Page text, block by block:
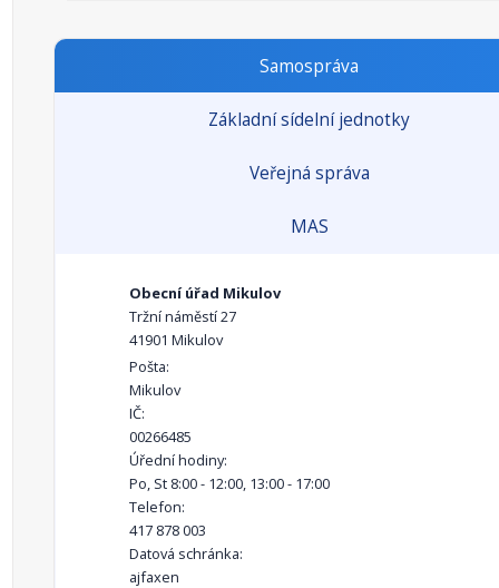
Samospráva
Základní sídelní jednotky
Veřejná správa
MAS
Obecní úřad Mikulov
Tržní náměstí 27
41901 Mikulov
Pošta:
Mikulov
IČ:
00266485
Úřední hodiny:
Po, St 8:00 - 12:00, 13:00 - 17:00
Telefon:
417 878 003
Datová schránka:
ajfaxen